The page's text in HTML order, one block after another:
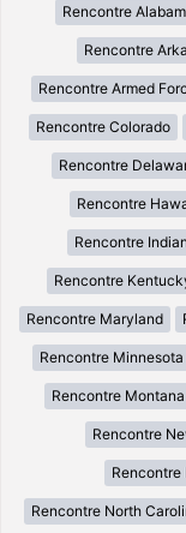
Rencontre
Rencontre
Rencontre Armed
Rencontre Colorado
Rencontre
Rencontre
Rencontre
Rencontre
Rencontre Maryland
Rencontre Minnesota
Rencontre Montana
Rencontre
Rencontre North